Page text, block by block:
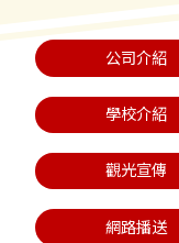
公司介紹
學校介紹
觀光宣傳
網路播送